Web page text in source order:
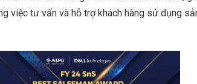
việc tư vấn và hỗ trợ khách hàng sử dụng